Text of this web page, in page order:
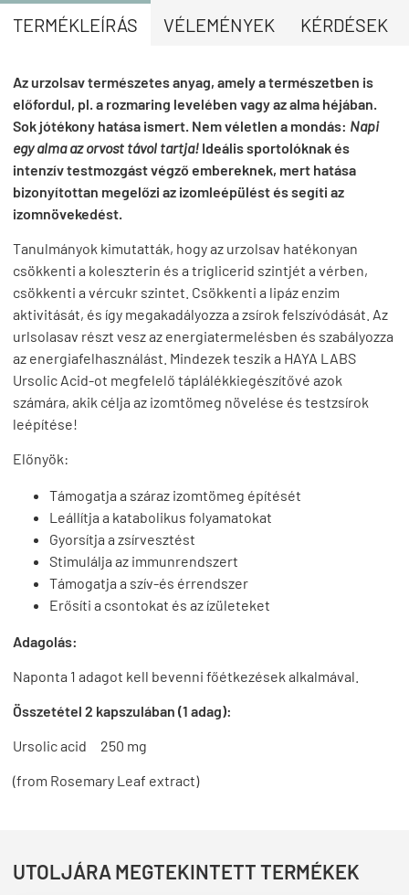
TERMÉKLEÍRÁS VÉLEMÉNYEK KÉRDÉSEK
Az urzolsav természetes anyag, amely a természetben is
előfordul, pl. a rozmaring levelében vagy az alma héjában.
Sok jótékony hatása ismert. Nem véletlen a mondás: Napi
egy alma az orvost távol tartja! Ideális sportolóknak és
intenzív testmozgást végző embereknek, mert hatása
bizonyítottan megelőzi az izomleépülést és segíti az
izomnövekedést.
Tanulmányok kimutatták, hogy az urzolsav hatékonyan
csökkenti a koleszterin és a triglicerid szintjét a vérben,
csökkenti a vércukr szintet. Csökkenti a lipáz enzim
aktivitását, és így megakadályozza a zsírok felszívódását. Az
urlsolasav részt vesz az energiatermelésben és szabályozza
az energiafelhasználást. Mindezek teszik a HAYA LABS
Ursolic Acid-ot megfelelő táplálékkiegészítővé azok
számára, akik célja az izomtömeg növelése és testzsírok
leépítése!
Előnyök:
Támogatja a száraz izomtömeg építését
Leállítja a katabolikus folyamatokat
Gyorsítja a zsírvesztést
Stimulálja az immunrendszert
Támogatja a szív-és érrendszer
Erősíti a csontokat és az ízületeket
Adagolás:
Naponta 1 adagot kell bevenni főétkezések alkalmával.
Összetétel 2 kapszulában (1 adag):
Ursolic acid 250 mg
(from Rosemary Leaf extract)
UTOLJÁRA MEGTEKINTETT TERMÉKEK